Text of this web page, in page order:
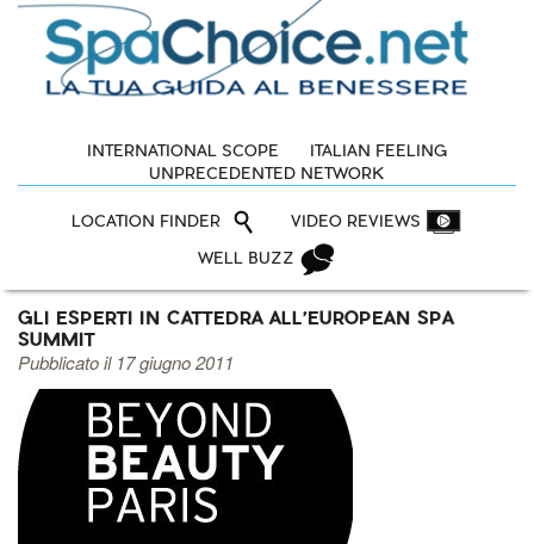
INTERNATIONAL SCOPE
ITALIAN FEELING
UNPRECEDENTED NETWORK
LOCATION FINDER VIDEO REVIEWS
WELL BUZZ
GLI ESPERTI IN CATTEDRA ALL’EUROPEAN SPA
SUMMIT
Pubblicato il 17 giugno 2011